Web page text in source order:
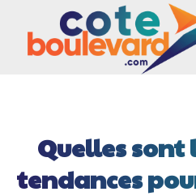
Quelles sont
tendances